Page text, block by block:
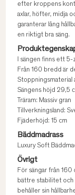
efter kroppens
axlar, höfter, midja
garanterar lång
en riktigt bra säng.
I sängen finns ett
Från 160 bredd är
Stoppningsmaterial
Sängens höjd 29,5
Träram: Massiv gran
Tillverkningsland:
Fjäderhöjd: 15 cm
Bäddmadrass
Luxury Soft
Övrigt
För sängar från
bättre stabilitet och
behåller sin